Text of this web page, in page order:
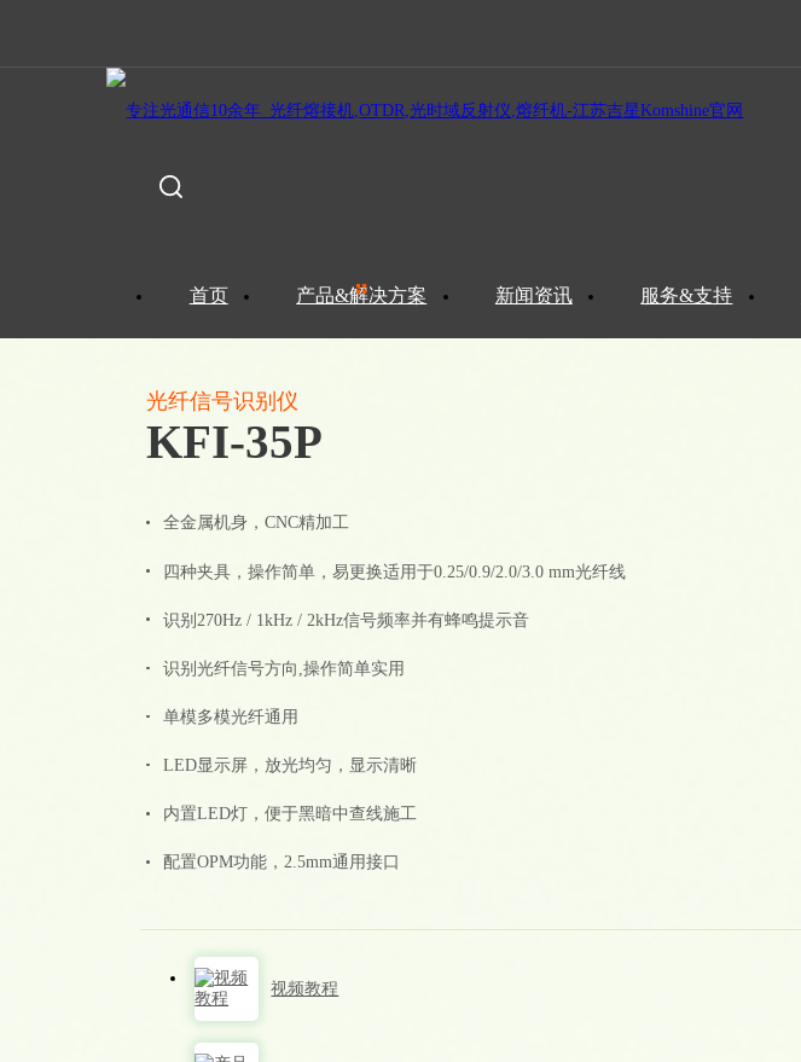
首页 产品&解决方案 新闻资讯 服务&支持
光纤信号识别仪
KFI-35P
全金属机身，CNC精加工
四种夹具，操作简单，易更换适用于0.25/0.9/2.0/3.0 mm光纤线
识别270Hz / 1kHz / 2kHz信号频率并有蜂鸣提示音
识别光纤信号方向,操作简单实用
单模多模光纤通用
LED显示屏，放光均匀，显示清晰
内置LED灯，便于黑暗中查线施工
配置OPM功能，2.5mm通用接口
视频教程